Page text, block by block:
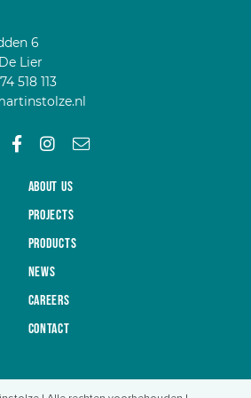
6
Lier
518 113
About us
Projects
Products
News
Careers
Contact